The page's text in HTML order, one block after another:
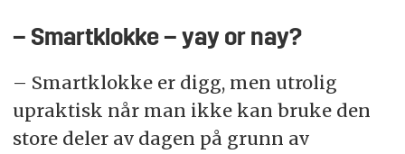
– Smartklokke – yay or nay?
– Smartklokke er digg, men utrolig
upraktisk når man ikke kan bruke den
store deler av dagen på grunn av